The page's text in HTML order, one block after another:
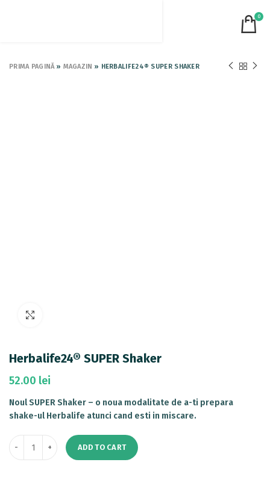
0
PRIMA PAGINĂ » MAGAZIN » HERBALIFE24® SUPER SHAKER
Herbalife24® SUPER Shaker
52.00 lei
Noul SUPER Shaker – o noua modalitate de a-ti prepara
shake-ul Herbalife atunci cand esti in miscare.
ADD TO CART